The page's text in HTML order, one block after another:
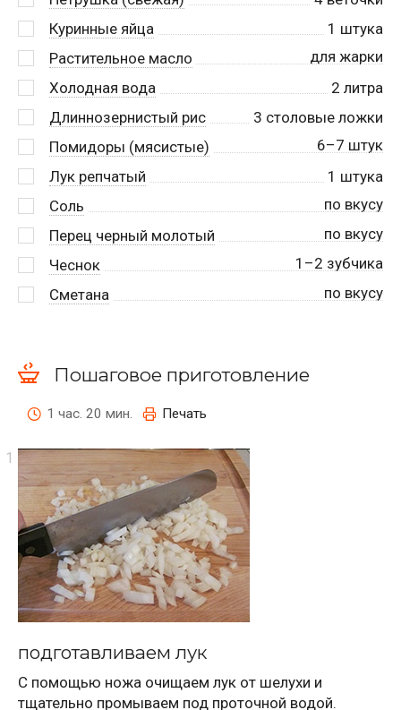
Куринные яйца
1 штука
Растительное масло
для жарки
Холодная вода
2 литра
Длиннозернистый рис
3 столовые ложки
Помидоры (мясистые)
6–7 штук
Лук репчатый
1 штука
Соль
по вкусу
Перец черный молотый
по вкусу
Чеснок
1–2 зубчика
Сметана
по вкусу
Пошаговое приготовление
1 час. 20 мин. Печать
подготавливаем лук
С помощью ножа очищаем лук от шелухи и
тщательно промываем под проточной водой.